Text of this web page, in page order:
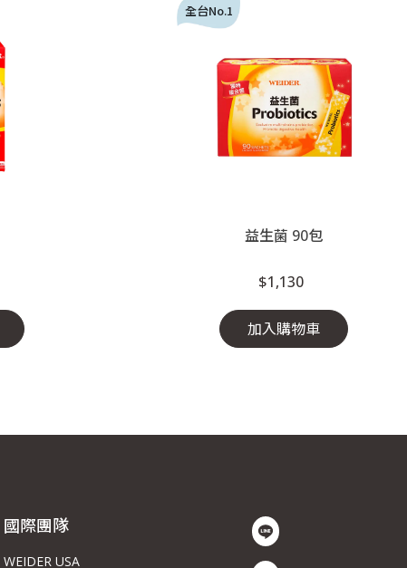
益生菌 90包
全台No.1
$1,130
加入購物車
國際團隊
WEIDER USA